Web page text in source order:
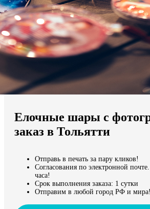
Мы доставляем по всему миру
Продолжить без города
Елочные шары с
заказ в Тольятти
Отправь в печать за пару кликов!
Согласования по электронной
часа!
Срок выполнения заказа: 1 сутки
Отправим в любой город РФ и мира!